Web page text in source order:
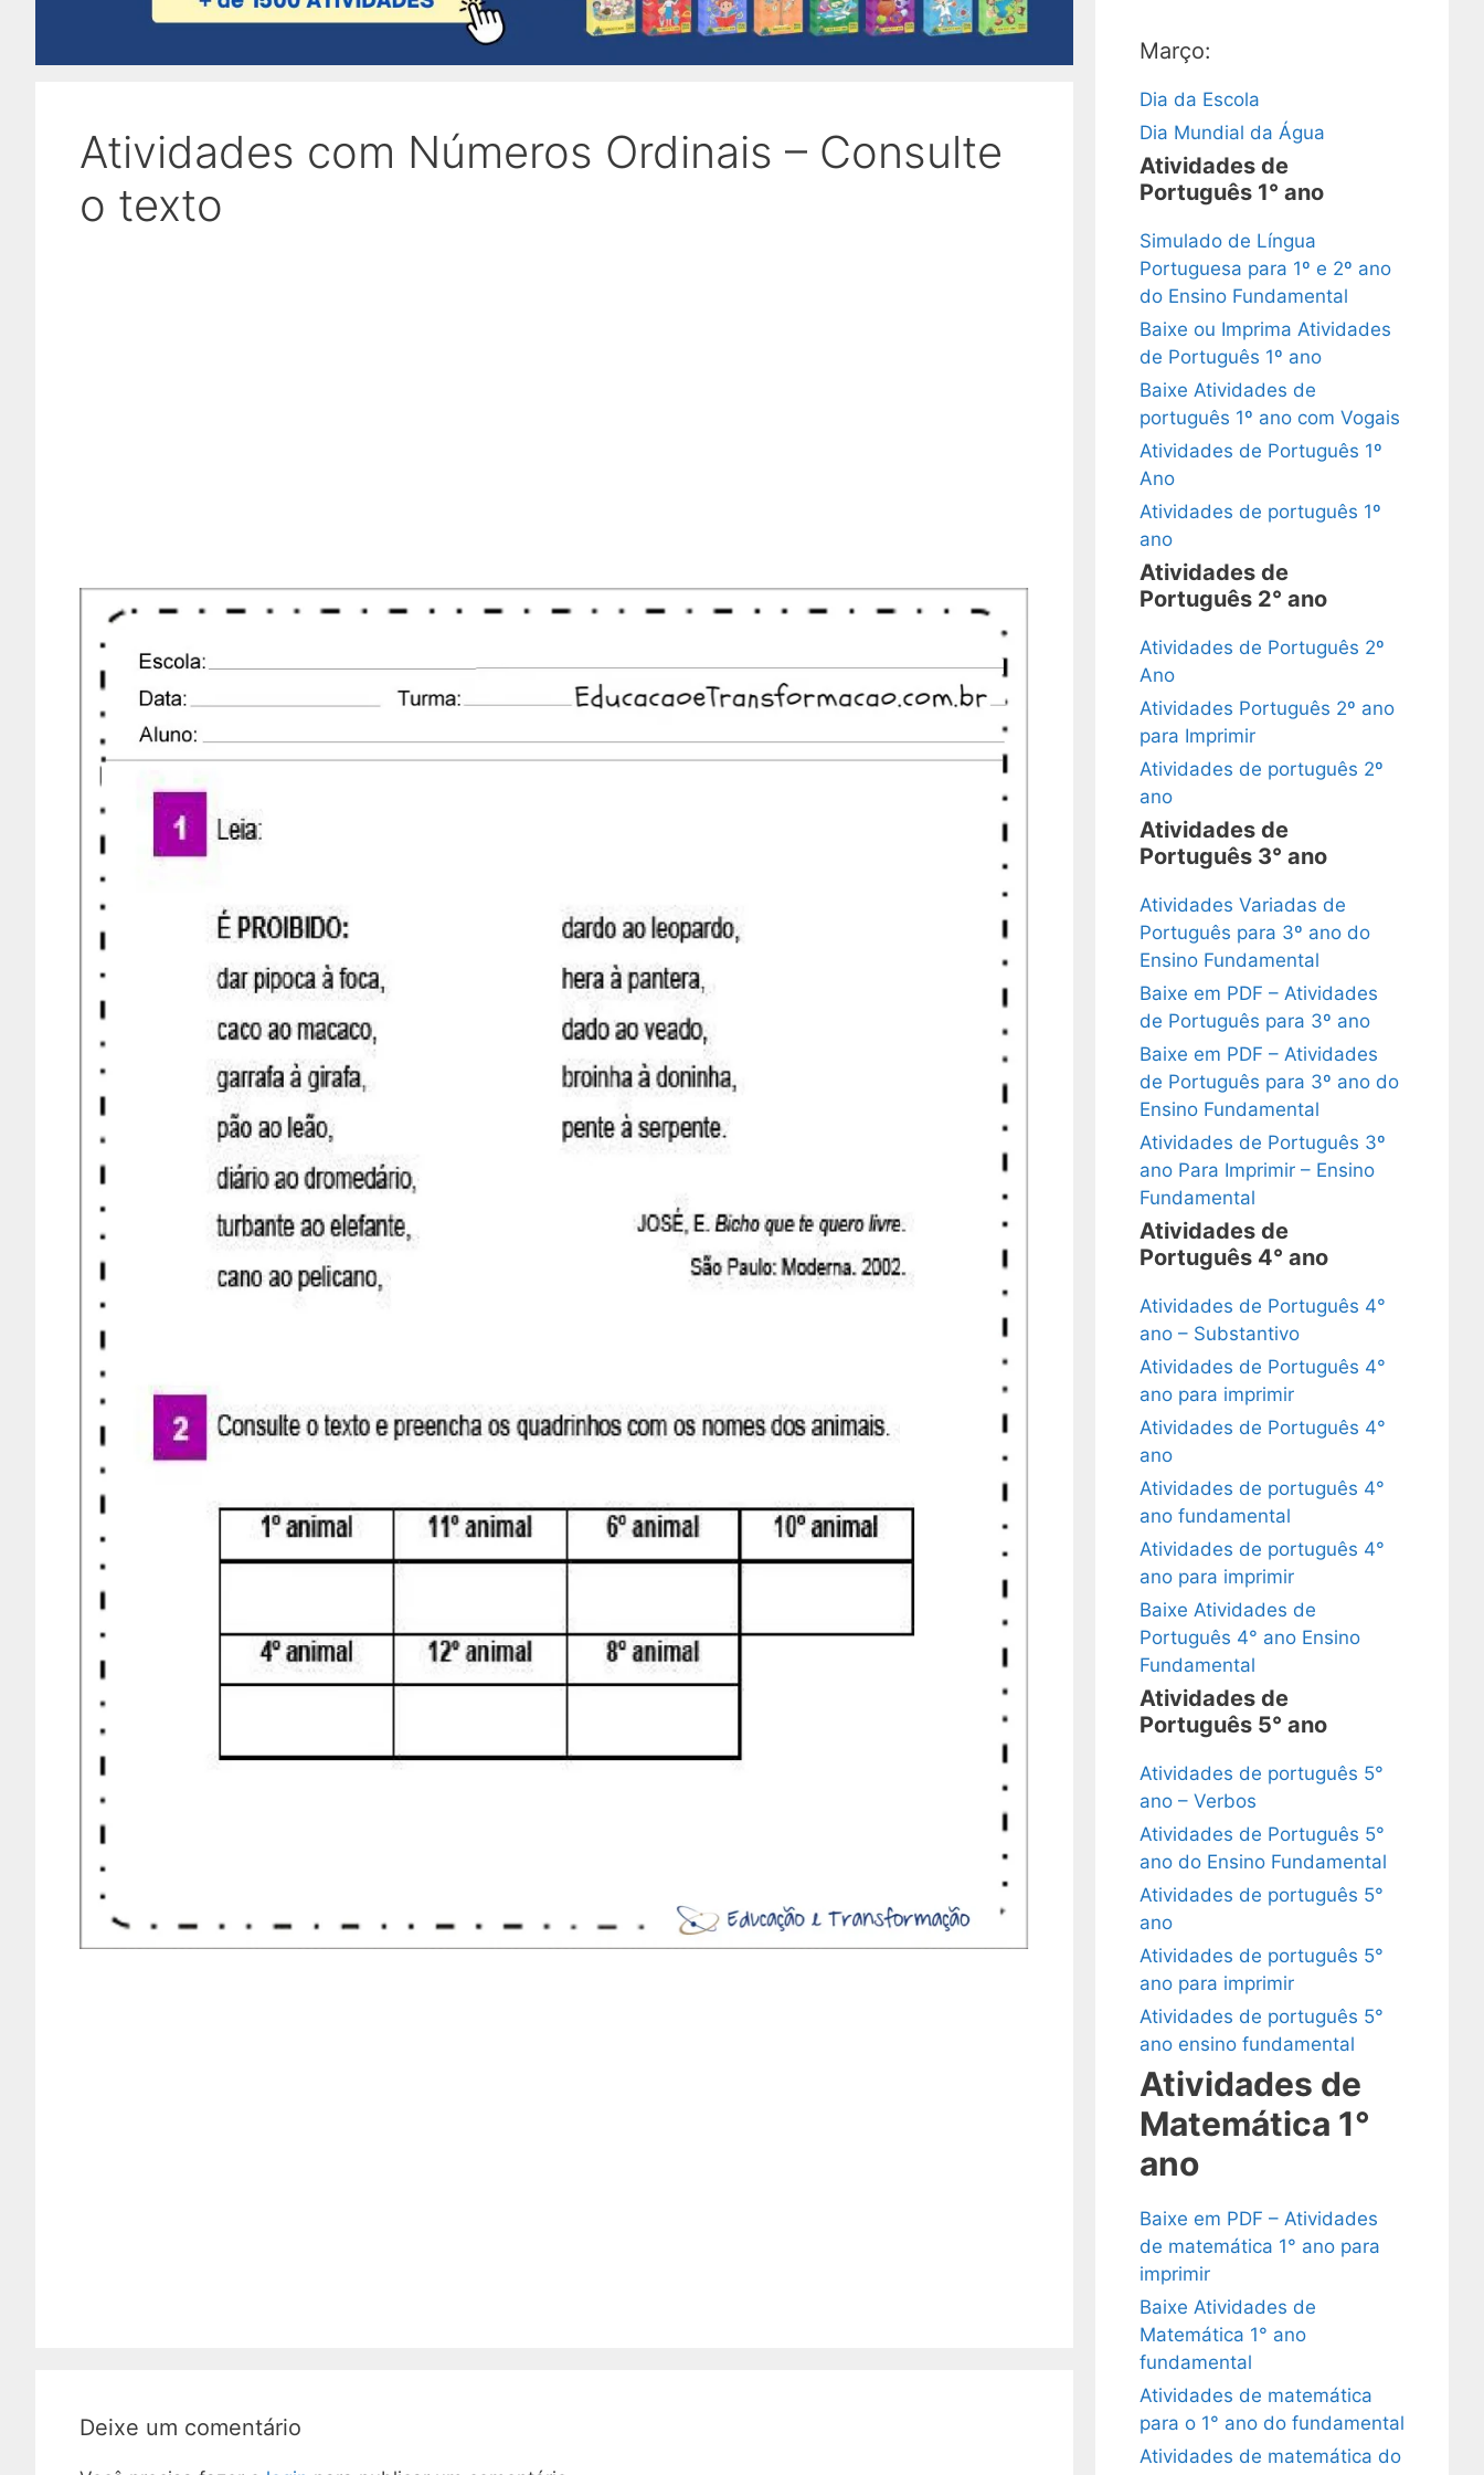
Atividades com Números Ordinais – Consulte
o texto
Deixe um comentário
Março:
Dia da Escola
Dia Mundial da Água
Atividades de
Português 1° ano
Simulado de Língua
Portuguesa para 1º e 2º ano
do Ensino Fundamental
Baixe ou Imprima Atividades
de Português 1º ano
Baixe Atividades de
português 1º ano com Vogais
Atividades de Português 1º
Ano
Atividades de português 1º
ano
Atividades de
Português 2° ano
Atividades de Português 2º
Ano
Atividades Português 2º ano
para Imprimir
Atividades de português 2º
ano
Atividades de
Português 3° ano
Atividades Variadas de
Português para 3º ano do
Ensino Fundamental
Baixe em PDF – Atividades
de Português para 3º ano
Baixe em PDF – Atividades
de Português para 3º ano do
Ensino Fundamental
Atividades de Português 3º
ano Para Imprimir – Ensino
Fundamental
Atividades de
Português 4° ano
Atividades de Português 4°
ano – Substantivo
Atividades de Português 4°
ano para imprimir
Atividades de Português 4°
ano
Atividades de português 4°
ano fundamental
Atividades de português 4°
ano para imprimir
Baixe Atividades de
Português 4° ano Ensino
Fundamental
Atividades de
Português 5° ano
Atividades de português 5°
ano – Verbos
Atividades de Português 5°
ano do Ensino Fundamental
Atividades de português 5°
ano
Atividades de português 5°
ano para imprimir
Atividades de português 5°
ano ensino fundamental
Atividades de
Matemática 1°
ano
Baixe em PDF – Atividades
de matemática 1° ano para
imprimir
Baixe Atividades de
Matemática 1° ano
fundamental
Atividades de matemática
para o 1° ano do fundamental
Atividades de matemática do